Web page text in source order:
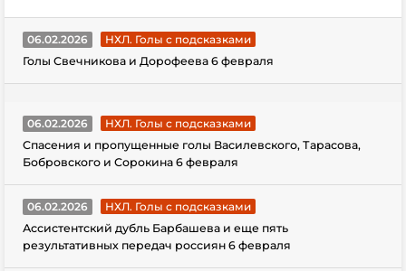
06.02.2026
НХЛ. Голы с подсказками
Голы Свечникова и Дорофеева 6 февраля
06.02.2026
НХЛ. Голы с подсказками
Спасения и пропущенные голы Василевского, Тарасова,
Бобровского и Сорокина 6 февраля
06.02.2026
НХЛ. Голы с подсказками
Ассистентский дубль Барбашева и еще пять
результативных передач россиян 6 февраля